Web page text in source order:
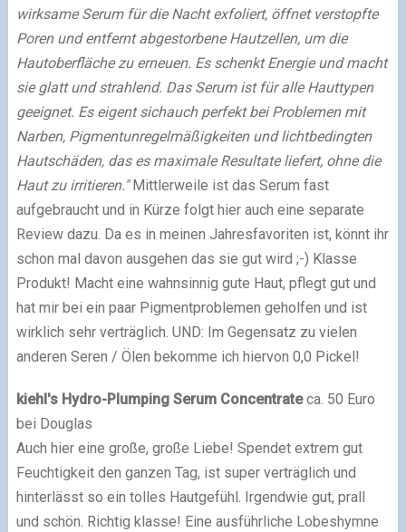
wirksame Serum für die Nacht exfoliert, öffnet verstopfte
Poren und entfernt abgestorbene Hautzellen, um die
Hautoberfläche zu erneuen. Es schenkt Energie und macht
sie glatt und strahlend. Das Serum ist für alle Hauttypen
geeignet. Es eigent sichauch perfekt bei Problemen mit
Narben, Pigmentunregelmäßigkeiten und lichtbedingten
Hautschäden, das es maximale Resultate liefert, ohne die
Haut zu irritieren."Mittlerweile ist das Serum fast
aufgebraucht und in Kürze folgt hier auch eine separate
Review dazu. Da es in meinen Jahresfavoriten ist, könnt ihr
schon mal davon ausgehen das sie gut wird ;-) Klasse
Produkt! Macht eine wahnsinnig gute Haut, pflegt gut und
hat mir bei ein paar Pigmentproblemen geholfen und ist
wirklich sehr verträglich. UND: Im Gegensatz zu vielen
anderen Seren / Ölen bekomme ich hiervon 0,0 Pickel!
kiehl's Hydro-Plumping Serum Concentrateca. 50 Euro
bei Douglas
Auch hier eine große, große Liebe! Spendet extrem gut
Feuchtigkeit den ganzen Tag, ist super verträglich und
hinterlässt so ein tolles Hautgefühl. Irgendwie gut, prall
und schön. Richtig klasse! Eine ausführliche Lobeshymne